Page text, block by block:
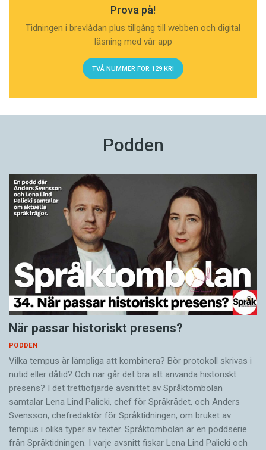
Prova på!
Tidningen i brevlådan plus tillgång till webben och digital
läsning med vår app
TVÅ NUMMER FÖR 129 KR!
Podden
När passar historiskt presens?
PODDEN
Vilka tempus är lämpliga att kombinera? Bör protokoll skrivas i
nutid eller dåtid? Och när går det bra att använda historiskt
presens? I det trettiofjärde avsnittet av Språktombolan
samtalar Lena Lind Palicki, chef för Språkrådet, och Anders
Svensson, chefredaktör för Språktidningen, om bruket av
tempus i olika typer av texter. Språktombolan är en poddserie
från Språktidningen. I varje avsnitt fiskar Lena Lind Palicki och